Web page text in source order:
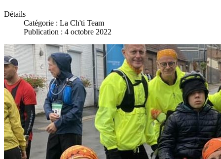
Détails
Catégorie : La Ch'ti Team
Publication : 4 octobre 2022